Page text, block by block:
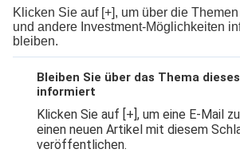
Klicken Sie auf [+], um über die
und andere Investment-Möglichkeiten
bleiben.
Bleiben Sie über das Thema
informiert
Klicken Sie auf [+], um eine E-Mail
einen neuen Artikel mit diesem
veröffentlichen.